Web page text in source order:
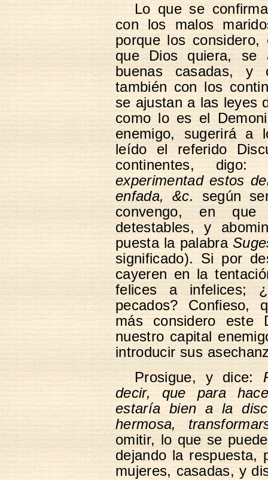
Lo que se
con los malos
porque los
que Dios quiera, se
buenas casadas, y
también con los
se ajustan a las leyes
como lo es el
enemigo, sugerirá a
leído el referido
continentes, digo:
experimentad estos
enfada, &c.según
convengo, en
detestables, y
puesta la palabra
significado). Si por
cayeren en la
felices a infelices;
pecados? Confieso,
más considero este
nuestro capital
introducir sus
Prosigue, y dice:
decir, que para
estaría bien a la
hermosa,
omitir, lo que se
dejando la respuesta,
mujeres, casadas, y